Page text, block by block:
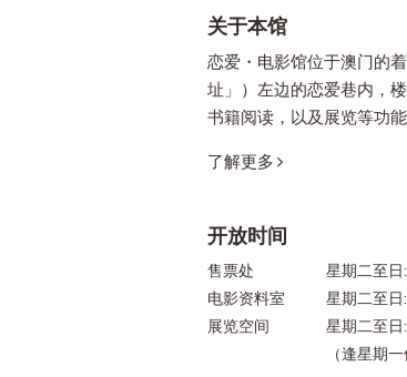
关于本馆
恋爱・电影馆位于澳门的
址」）左边的恋爱巷内，
书籍阅读，以及展览等功能
了解更多
开放时间
售票处
星期二至日
电影资料室
星期二至日
展览空间
星期二至日
（逢星期